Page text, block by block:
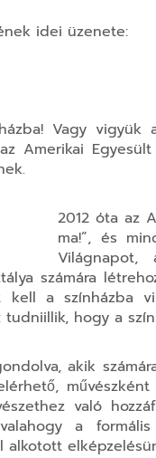
idei üzenete:
Vagy
Amerikai
2012 óta az
ma!”, és
Világnapot,
számára
a színházba
hogy a
akik
való
a